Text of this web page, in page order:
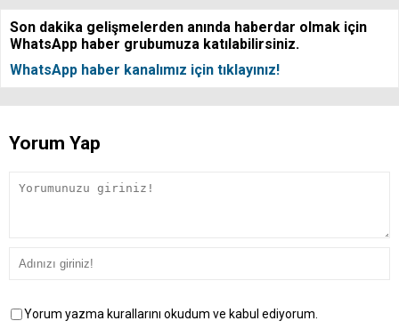
Son dakika gelişmelerden anında haberdar olmak için
WhatsApp haber grubumuza katılabilirsiniz.
WhatsApp haber kanalımız için tıklayınız!
Yorum Yap
Yorum yazma kurallarını okudum ve kabul ediyorum.